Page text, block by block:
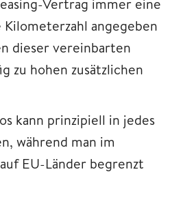
angegeben
dieser vereinbarten
zu hohen zusätzlichen
kann prinzipiell in jedes
während man im
EU-Länder begrenzt